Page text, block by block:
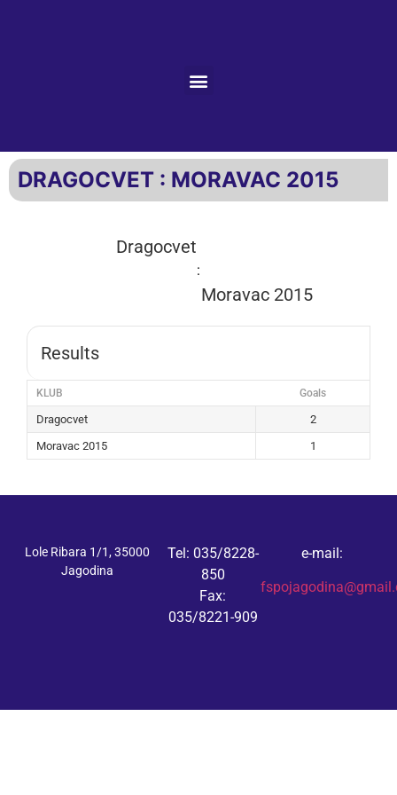
DRAGOCVET : MORAVAC 2015
Dragocvet
:
Moravac 2015
Results
KLUB Goals
Dragocvet
2
Moravac 2015
1
Lole Ribara 1/1, 35000
Jagodina
Tel: 035/8228-
850
Fax:
035/8221-909
e-mail: